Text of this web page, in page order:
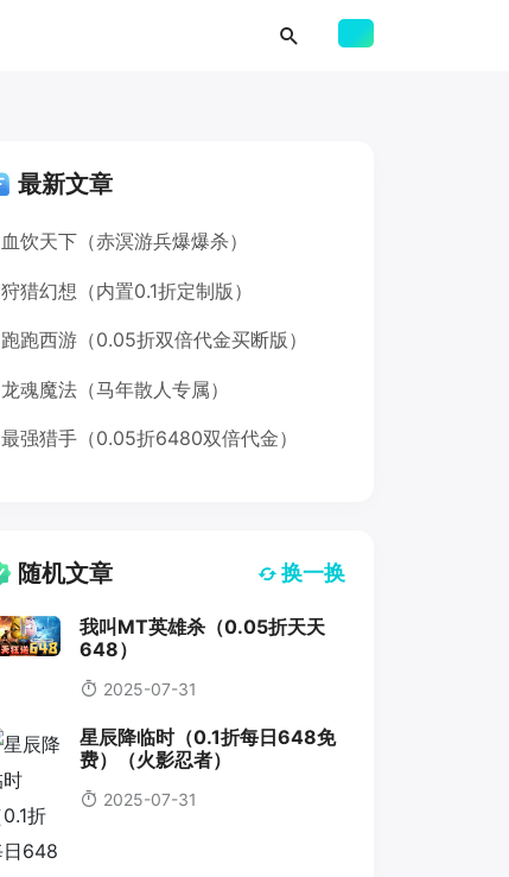
最新文章
血饮天下（赤溟游兵爆爆杀）
狩猎幻想（内置0.1折定制版）
跑跑西游（0.05折双倍代金买断版）
龙魂魔法（马年散人专属）
最强猎手（0.05折6480双倍代金）
随机文章 换一换
我叫MT英雄杀（0.05折天天
648）
2025-07-31
星辰降临时（0.1折每日648免
费）（火影忍者）
2025-07-31